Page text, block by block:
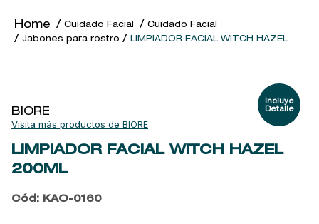
Cuidado Facial
Cuidado Facial
Jabones para rostro
LIMPIADOR FACIAL WITCH HAZEL
BIORE
BIORE
LIMPIADOR FACIAL WITCH HAZEL
200ML
Cód : KAO-0160
2.
sol ipanema
5.
woods of windsor
6.
ysl
7.
kool beauty serum